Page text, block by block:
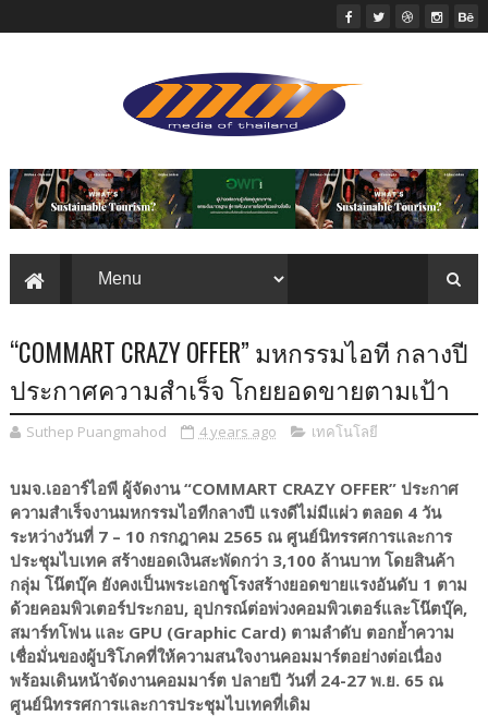
“COMMART CRAZY OFFER” มหกรรมไอที กลางปี
ประกาศความสำเร็จ โกยยอดขายตามเป้า
Suthep Puangmahod 4 years ago เทคโนโลยี
บมจ.เออาร์ไอพี ผู้จัดงาน “COMMART CRAZY OFFER” ประกาศ
ความสำเร็จงานมหกรรมไอทีกลางปี แรงดีไม่มีแผ่ว ตลอด 4 วัน
ระหว่างวันที่ 7 – 10 กรกฎาคม 2565 ณ ศูนย์นิทรรศการและการ
ประชุมไบเทค สร้างยอดเงินสะพัดกว่า 3,100 ล้านบาท โดยสินค้า
กลุ่ม โน๊ตบุ๊ค ยังคงเป็นพระเอกชูโรงสร้างยอดขายแรงอันดับ 1 ตาม
ด้วยคอมพิวเตอร์ประกอบ, อุปกรณ์ต่อพ่วงคอมพิวเตอร์และโน๊ตบุ๊ค,
สมาร์ทโฟน และ GPU (Graphic Card) ตามลำดับ ตอกย้ำความ
เชื่อมั่นของผู้บริโภคที่ให้ความสนใจงานคอมมาร์ตอย่างต่อเนื่อง
พร้อมเดินหน้าจัดงานคอมมาร์ต ปลายปี วันที่ 24-27 พ.ย. 65 ณ
ศูนย์นิทรรศการและการประชุมไบเทคที่เดิม